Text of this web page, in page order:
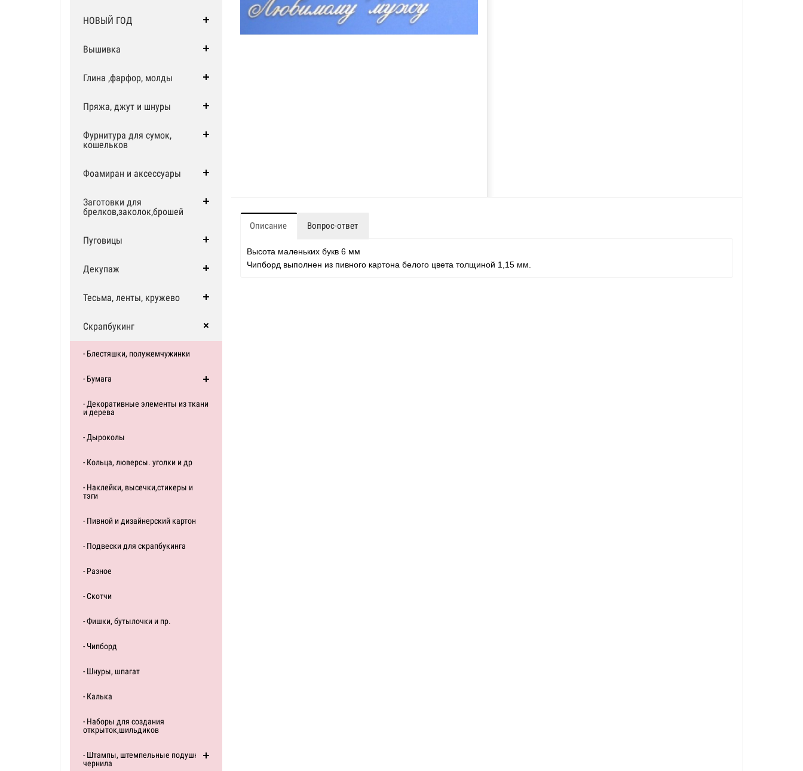
НОВЫЙ ГОД
Вышивка
Глина ,фарфор, молды
Пряжа, джут и шнуры
Фурнитура для сумок,
кошельков
Фоамиран и аксессуары
Заготовки для
брелков,заколок,брошей
Пуговицы
Декупаж
Тесьма, ленты, кружево
Скрапбукинг
- Блестяшки, полужемчужинки
- Бумага
- Декоративные элементы из ткани
и дерева
- Дыроколы
- Кольца, люверсы. уголки и др
- Наклейки, высечки,стикеры и
тэги
- Пивной и дизайнерский картон
- Подвески для скрапбукинга
- Разное
- Скотчи
- Фишки, бутылочки и пр.
- Чипборд
- Шнуры, шпагат
- Калька
- Наборы для создания
открыток,шильдиков
- Штампы, штемпельные подушки,
чернила
Описание Вопрос-ответ
Высота маленьких букв 6 мм
Чипборд выполнен из пивного картона белого цвета толщиной 1,15 мм.